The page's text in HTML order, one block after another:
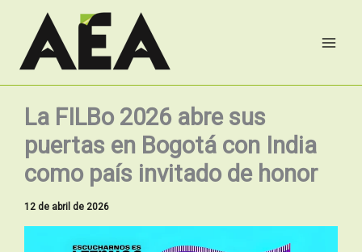
contenido
La FILBo 2026 abre sus
puertas en Bogotá con India
como país invitado de honor
12 de abril de 2026